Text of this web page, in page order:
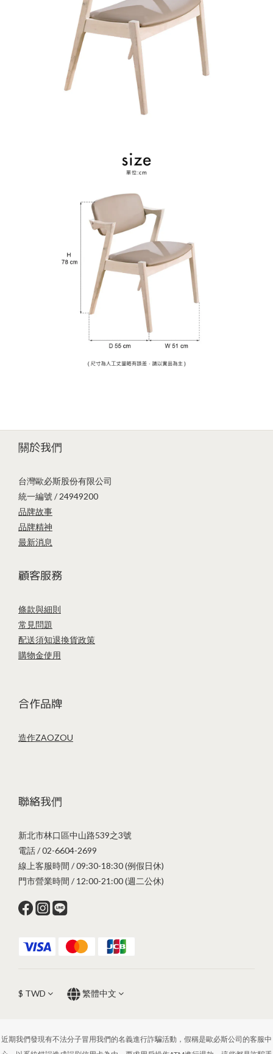
關於我們
台灣歐必斯股份有限公司
統一編號 / 24949200
品牌故事
品牌精神
最新消息
顧客服務
條款與細則
常見問題
配送須知退換貨政策
購物金使用
合作品牌
造作ZAOZOU
聯絡我們
新北市林口區中山路539之3號
電話 / 02-6604-2699
線上客服時間 / 09:30-18:30 (例假日休)
門市營業時間 / 12:00-21:00 (週二公休)
$ TWD 繁體中文
近期我們發現有不法分子冒用我們的名義進行詐騙活動，假稱是歐必斯公司的客服中